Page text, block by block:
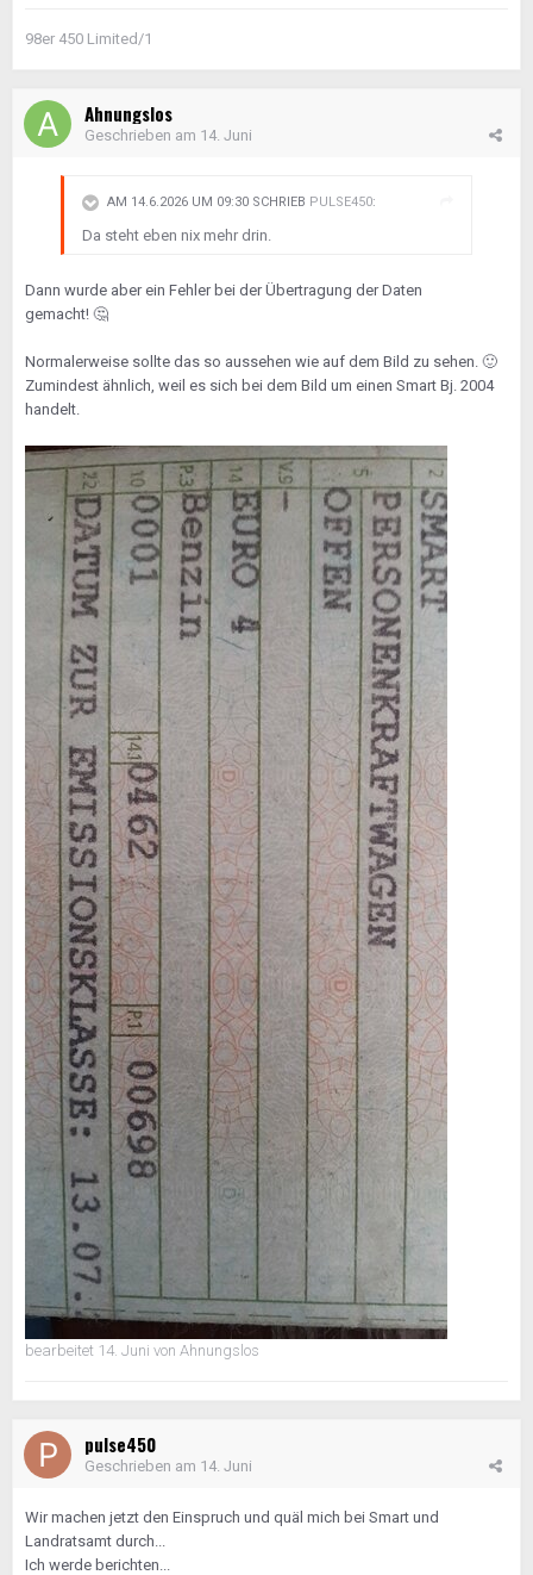
98er 450 Limited/1
Ahnungslos
Geschrieben am 14. Juni
AM 14.6.2026 UM 09:30 SCHRIEB PULSE450:
Da steht eben nix mehr drin.
Dann wurde aber ein Fehler bei der Übertragung der Daten
gemacht! 🤔
Normalerweise sollte das so aussehen wie auf dem Bild zu sehen. 🙂
Zumindest ähnlich, weil es sich bei dem Bild um einen Smart Bj. 2004
handelt.
bearbeitet 14. Juni von Ahnungslos
pulse450
Geschrieben am 14. Juni
Wir machen jetzt den Einspruch und quäl mich bei Smart und
Landratsamt durch...
Ich werde berichten...